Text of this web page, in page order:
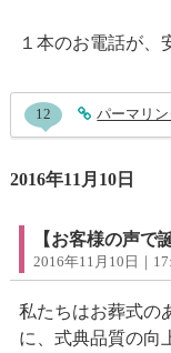
１本のお電話が、
entry646コメン
12 entry646
パーマリン
2016年11月10日
【お客様の声で
2016年11月10日｜
私たちはお葬式の
に、式典品質の向